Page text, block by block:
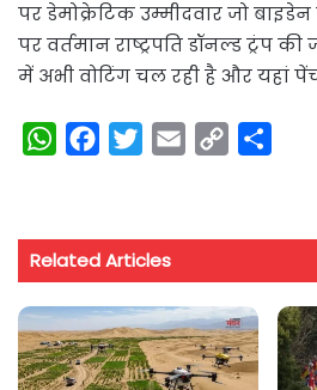
पर डेमोक्रेटिक उम्मीदवार जो
पर वर्तमान राष्ट्रपति डॉनल्ड ट्रंप
में अभी वोटिंग चल रही है और यहां
W
t
s
A
p
p
e
b
o
o
k
t
t
e
r
i
y
i
n
k
r
Related Articles